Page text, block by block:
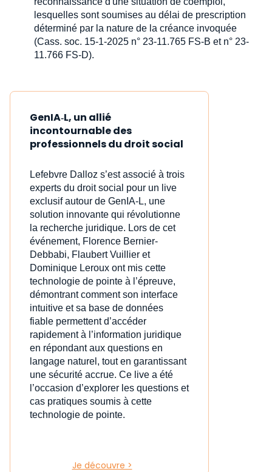
lesquelles sont soumises au délai de prescription
déterminé par la nature de la créance invoquée
(Cass. soc. 15-1-2025 n° 23-11.765 FS-B et n° 23-
11.766 FS-D).
GenIA‑L, un allié
incontournable des
professionnels du droit social
Lefebvre Dalloz s’est associé à trois
experts du droit social pour un live
exclusif autour de GenIA‑L, une
solution innovante qui révolutionne
la recherche juridique. Lors de cet
événement, Florence Bernier-
Debbabi, Flaubert Vuillier et
Dominique Leroux ont mis cette
technologie de pointe à l’épreuve,
démontrant comment son interface
intuitive et sa base de données
fiable permettent d’accéder
rapidement à l’information juridique
en répondant aux questions en
langage naturel, tout en garantissant
une sécurité accrue. Ce live a été
l’occasion d’explorer les questions et
cas pratiques soumis à cette
technologie de pointe.
Je découvre >